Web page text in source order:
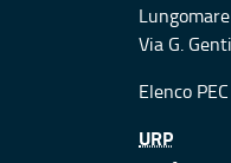
Via G.
Elenco PEC
URP